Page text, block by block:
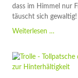
dass im Himmel nur
täuscht sich gewaltig!
Weiterlesen …
Die